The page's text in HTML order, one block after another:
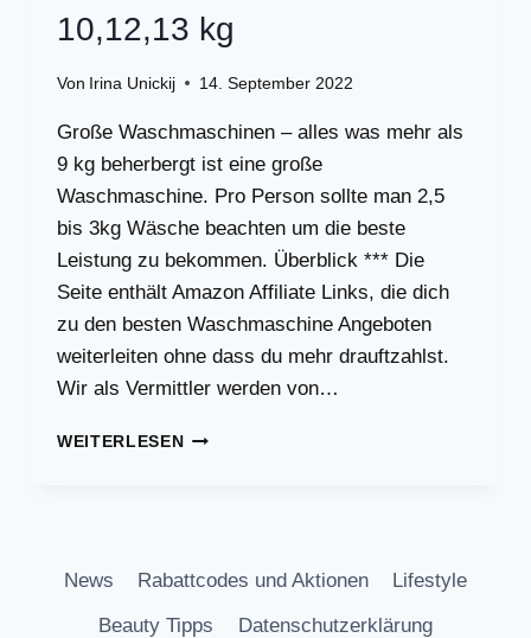
10,12,13 kg
Von Irina Unickij 14. September 2022
Große Waschmaschinen – alles was mehr als
9 kg beherbergt ist eine große
Waschmaschine. Pro Person sollte man 2,5
bis 3kg Wäsche beachten um die beste
Leistung zu bekommen. Überblick *** Die
Seite enthält Amazon Affiliate Links, die dich
zu den besten Waschmaschine Angeboten
weiterleiten ohne dass du mehr drauftzahlst.
Wir als Vermittler werden von…
WEITERLESENGROSSE W
News Rabattcodes und Aktionen
Lifestyle
Beauty Tipps
Datenschutzerklärung